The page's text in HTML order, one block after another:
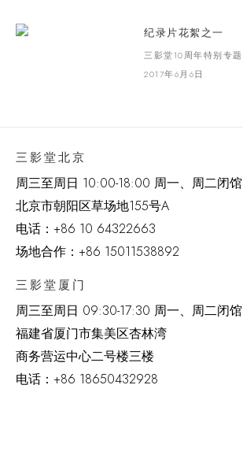
纪录片花絮之一
三影堂10周年特别专题
2017年6月6日
三影堂北京
周三至周日 10:00-18:00 周一、周二闭馆
北京市朝阳区草场地155号A
电话： +86 10 64322663
场地合作：+86 15011538892
三影堂厦门
周三至周日 09:30-17:30 周一、周二闭馆
福建省厦门市集美区杏林湾
商务营运中心二号楼三楼
电话： +86 18650432928